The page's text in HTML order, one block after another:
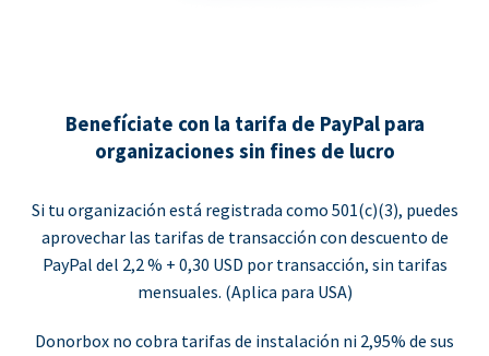
Benefíciate con la tarifa de PayPal para
organizaciones sin fines de lucro
Si tu organización está registrada como 501(c)(3), puedes
aprovechar las tarifas de transacción con descuento de
PayPal del 2,2 % + 0,30 USD por transacción, sin tarifas
mensuales. (Aplica para USA)
Donorbox no cobra tarifas de instalación ni 2,95% de sus